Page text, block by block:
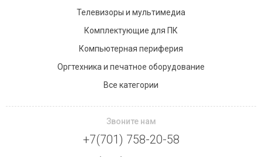
Телевизоры и мультимедиа
Комплектующие для ПК
Компьютерная периферия
Оргтехника и печатное оборудование
Все категории
Звоните нам
+7(701) 758-20-58